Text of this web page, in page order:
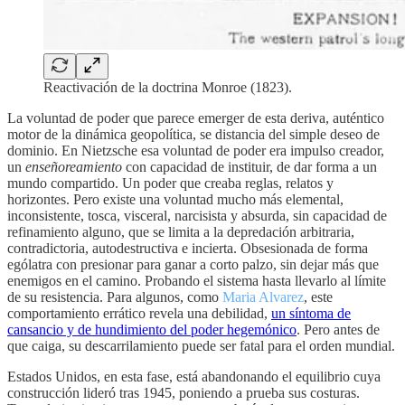
Reactivación de la doctrina Monroe (1823).
La voluntad de poder que parece emerger de esta deriva, auténtico
motor de la dinámica geopolítica, se distancia del simple deseo de
dominio. En Nietzsche esa voluntad de poder era impulso creador,
un enseñoreamiento con capacidad de instituir, de dar forma a un
mundo compartido. Un poder que creaba reglas, relatos y
horizontes. Pero existe una voluntad mucho más elemental,
inconsistente, tosca, visceral, narcisista y absurda, sin capacidad de
refinamiento alguno, que se limita a la depredación arbitraria,
contradictoria, autodestructiva e incierta. Obsesionada de forma
ególatra con presionar para ganar a corto palzo, sin dejar más que
enemigos en el camino. Probando el sistema hasta llevarlo al límite
de su resistencia. Para algunos, como Maria Alvarez, este
comportamiento errático revela una debilidad, un síntoma de
cansancio y de hundimiento del poder hegemónico. Pero antes de
que caiga, su descarrilamiento puede ser fatal para el orden mundial.
Estados Unidos, en esta fase, está abandonando el equilibrio cuya
construcción lideró tras 1945, poniendo a prueba sus costuras.